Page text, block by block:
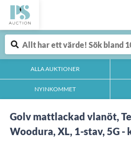
ALLA AUKTIONER
NYINKOMMET
Golv mattlackad vlanöt,
Woodura, XL, 1-stav, 5G -